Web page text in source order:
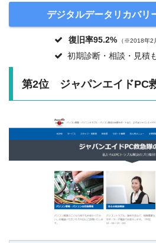
デジタルデータリカバリ
復旧率95.2% （※2018年2
初期診断・相談・見積
第2位 ジャパンエイドPC